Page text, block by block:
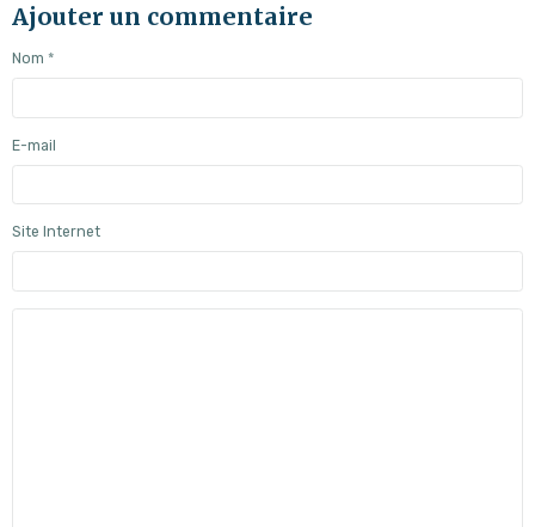
Ajouter un commentaire
Nom
E-mail
Site Internet